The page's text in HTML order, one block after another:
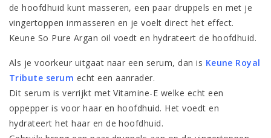
de hoofdhuid kunt masseren, een paar druppels en met je
vingertoppen inmasseren en je voelt direct het effect.
Keune So Pure Argan oil voedt en hydrateert de hoofdhuid.
Als je voorkeur uitgaat naar een serum, dan is Keune Royal
Tribute serum echt een aanrader.
Dit serum is verrijkt met Vitamine-E welke echt een
oppepper is voor haar en hoofdhuid. Het voedt en
hydrateert het haar en de hoofdhuid.